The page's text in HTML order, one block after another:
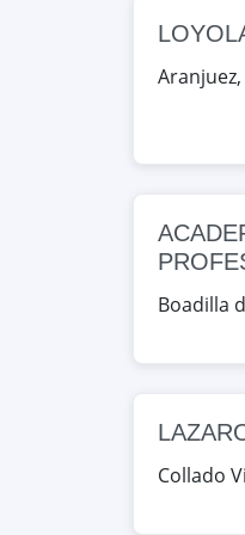
Aranjuez,
Boadilla
Collado